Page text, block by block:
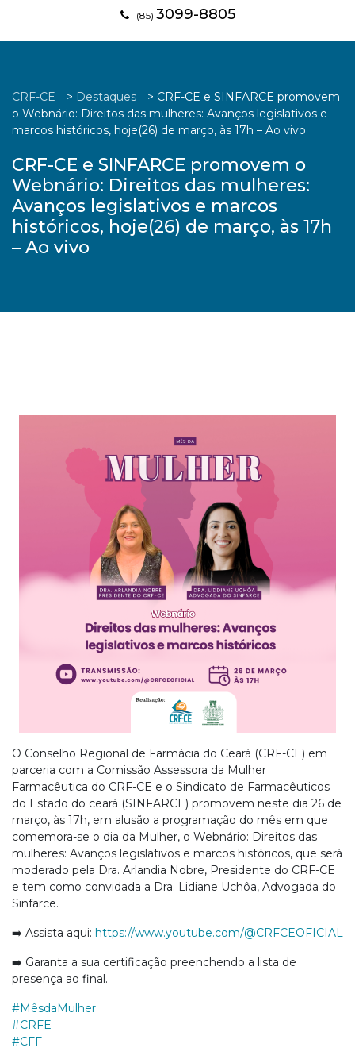
(85) 3099-8805
CRF-CE > Destaques > CRF-CE e SINFARCE promovem
o Webnário: Direitos das mulheres: Avanços legislativos e
marcos históricos, hoje(26) de março, às 17h – Ao vivo
CRF-CE e SINFARCE promovem o
Webnário: Direitos das mulheres:
Avanços legislativos e marcos
históricos, hoje(26) de março, às 17h
– Ao vivo
O Conselho Regional de Farmácia do Ceará (CRF-CE) em
parceria com a Comissão Assessora da Mulher
Farmacêutica do CRF-CE e o Sindicato de Farmacêuticos
do Estado do ceará (SINFARCE) promovem neste dia 26 de
março, às 17h, em alusão a programação do mês em que
comemora-se o dia da Mulher, o Webnário: Direitos das
mulheres: Avanços legislativos e marcos históricos, que será
moderado pela Dra. Arlandia Nobre, Presidente do CRF-CE
e tem como convidada a Dra. Lidiane Uchôa, Advogada do
Sinfarce.
➡️ Assista aqui: https://www.youtube.com/@CRFCEOFICIAL
➡️ Garanta a sua certificação preenchendo a lista de
presença ao final.
#MêsdaMulher
#CRFE
#CFF